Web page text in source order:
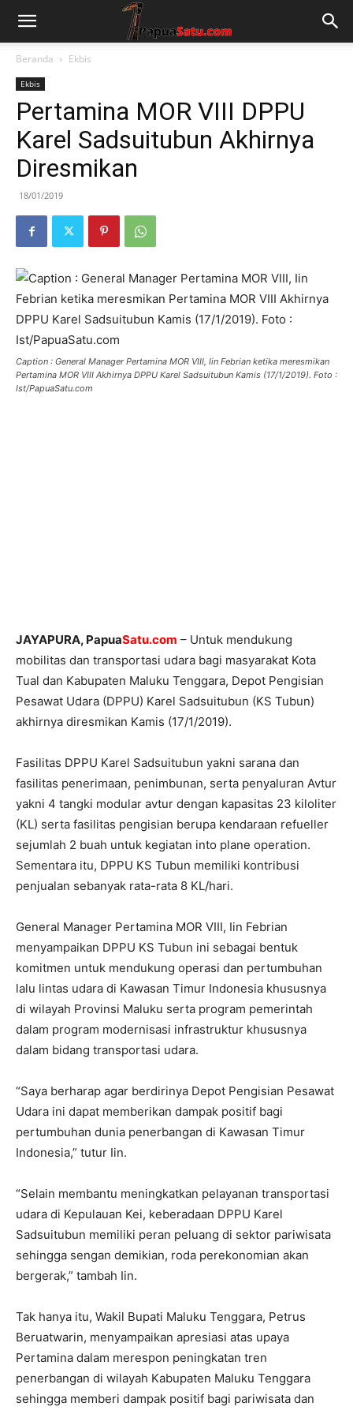
Beranda Ekbis
Ekbis
Pertamina MOR VIII DPPU
Karel Sadsuitubun Akhirnya
Diresmikan
18/01/2019
Caption : General Manager Pertamina MOR VIII, Iin Febrian ketika meresmikan
Pertamina MOR VIII Akhirnya DPPU Karel Sadsuitubun Kamis (17/1/2019). Foto :
Ist/PapuaSatu.com
JAYAPURA, PapuaSatu.com – Untuk mendukung
mobilitas dan transportasi udara bagi masyarakat Kota
Tual dan Kabupaten Maluku Tenggara, Depot Pengisian
Pesawat Udara (DPPU) Karel Sadsuitubun (KS Tubun)
akhirnya diresmikan Kamis (17/1/2019).
Fasilitas DPPU Karel Sadsuitubun yakni sarana dan
fasilitas penerimaan, penimbunan, serta penyaluran Avtur
yakni 4 tangki modular avtur dengan kapasitas 23 kiloliter
(KL) serta fasilitas pengisian berupa kendaraan refueller
sejumlah 2 buah untuk kegiatan into plane operation.
Sementara itu, DPPU KS Tubun memiliki kontribusi
penjualan sebanyak rata-rata 8 KL/hari.
General Manager Pertamina MOR VIII, Iin Febrian
menyampaikan DPPU KS Tubun ini sebagai bentuk
komitmen untuk mendukung operasi dan pertumbuhan
lalu lintas udara di Kawasan Timur Indonesia khususnya
di wilayah Provinsi Maluku serta program pemerintah
dalam program modernisasi infrastruktur khususnya
dalam bidang transportasi udara.
“Saya berharap agar berdirinya Depot Pengisian Pesawat
Udara ini dapat memberikan dampak positif bagi
pertumbuhan dunia penerbangan di Kawasan Timur
Indonesia,” tutur Iin.
“Selain membantu meningkatkan pelayanan transportasi
udara di Kepulauan Kei, keberadaan DPPU Karel
Sadsuitubun memiliki peran peluang di sektor pariwisata
sehingga sengan demikian, roda perekonomian akan
bergerak,” tambah Iin.
Tak hanya itu, Wakil Bupati Maluku Tenggara, Petrus
Beruatwarin, menyampaikan apresiasi atas upaya
Pertamina dalam merespon peningkatan tren
penerbangan di wilayah Kabupaten Maluku Tenggara
sehingga memberi dampak positif bagi pariwisata dan